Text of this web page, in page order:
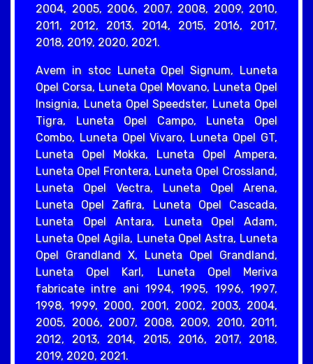
2004, 2005, 2006, 2007, 2008, 2009, 2010,
2011, 2012, 2013, 2014, 2015, 2016, 2017,
2018, 2019, 2020, 2021.
Avem in stoc Luneta Opel Signum, Luneta
Opel Corsa, Luneta Opel Movano, Luneta Opel
Insignia, Luneta Opel Speedster, Luneta Opel
Tigra, Luneta Opel Campo, Luneta Opel
Combo, Luneta Opel Vivaro, Luneta Opel GT,
Luneta Opel Mokka, Luneta Opel Ampera,
Luneta Opel Frontera, Luneta Opel Crossland,
Luneta Opel Vectra, Luneta Opel Arena,
Luneta Opel Zafira, Luneta Opel Cascada,
Luneta Opel Antara, Luneta Opel Adam,
Luneta Opel Agila, Luneta Opel Astra, Luneta
Opel Grandland X, Luneta Opel Grandland,
Luneta Opel Karl, Luneta Opel Meriva
fabricate intre ani 1994, 1995, 1996, 1997,
1998, 1999, 2000, 2001, 2002, 2003, 2004,
2005, 2006, 2007, 2008, 2009, 2010, 2011,
2012, 2013, 2014, 2015, 2016, 2017, 2018,
2019, 2020, 2021.